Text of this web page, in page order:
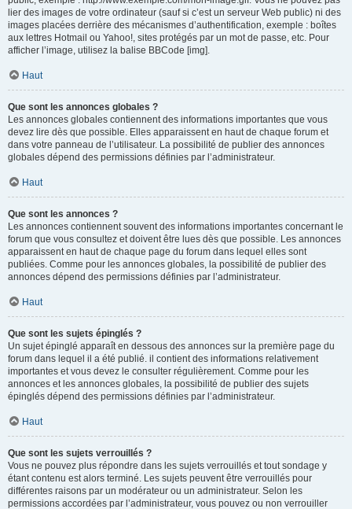
lier des images de votre ordinateur (sauf si c’est un serveur Web public) ni des
images placées derrière des mécanismes d’authentification, exemple : boîtes
aux lettres Hotmail ou Yahoo!, sites protégés par un mot de passe, etc. Pour
afficher l’image, utilisez la balise BBCode [img].
Haut
Que sont les annonces globales ?
Les annonces globales contiennent des informations importantes que vous
devez lire dès que possible. Elles apparaissent en haut de chaque forum et
dans votre panneau de l’utilisateur. La possibilité de publier des annonces
globales dépend des permissions définies par l’administrateur.
Haut
Que sont les annonces ?
Les annonces contiennent souvent des informations importantes concernant le
forum que vous consultez et doivent être lues dès que possible. Les annonces
apparaissent en haut de chaque page du forum dans lequel elles sont
publiées. Comme pour les annonces globales, la possibilité de publier des
annonces dépend des permissions définies par l’administrateur.
Haut
Que sont les sujets épinglés ?
Un sujet épinglé apparaît en dessous des annonces sur la première page du
forum dans lequel il a été publié. il contient des informations relativement
importantes et vous devez le consulter régulièrement. Comme pour les
annonces et les annonces globales, la possibilité de publier des sujets
épinglés dépend des permissions définies par l’administrateur.
Haut
Que sont les sujets verrouillés ?
Vous ne pouvez plus répondre dans les sujets verrouillés et tout sondage y
étant contenu est alors terminé. Les sujets peuvent être verrouillés pour
différentes raisons par un modérateur ou un administrateur. Selon les
permissions accordées par l’administrateur, vous pouvez ou non verrouiller